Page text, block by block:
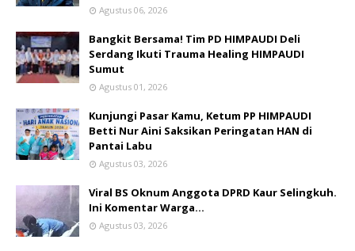
Agustus 06, 2026
Bangkit Bersama! Tim PD HIMPAUDI Deli
Serdang Ikuti Trauma Healing HIMPAUDI
Sumut
Agustus 01, 2026
Kunjungi Pasar Kamu, Ketum PP HIMPAUDI
Betti Nur Aini Saksikan Peringatan HAN di
Pantai Labu
Agustus 03, 2026
Viral BS Oknum Anggota DPRD Kaur Selingkuh.
Ini Komentar Warga…
Agustus 03, 2026